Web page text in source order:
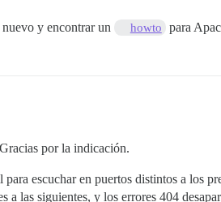
y encontrar un howto para
por la indicación.
escuchar en puertos distintos a los
las siguientes, y los errores 404